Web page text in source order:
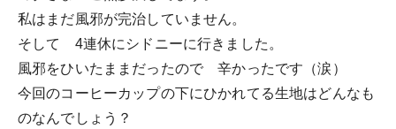
ン
私はまだ風邪が完治していません。
そして 4連休にシドニーに行きました。
風邪をひいたままだったので 辛かったです（涙）
今回のコーヒーカップの下にひかれてる生地はどんなも
のなんでしょう？